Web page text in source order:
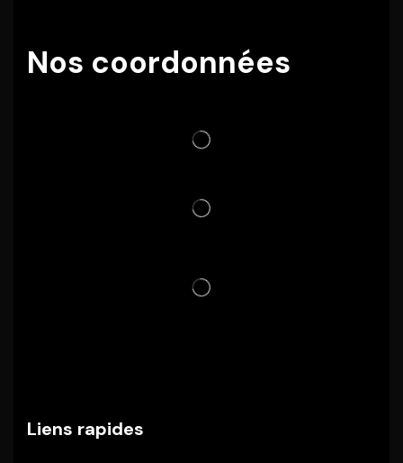
Nos coordonnées
Liens rapides